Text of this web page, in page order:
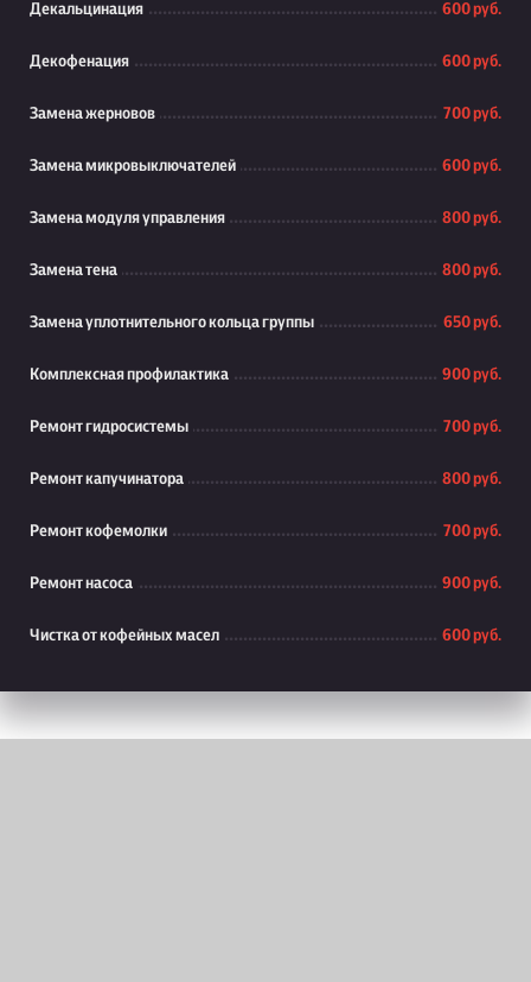
Декальцинация 600 руб.
Декофенация 600 руб.
Замена жерновов 700 руб.
Замена микровыключателей 600 руб.
Замена модуля управления 800 руб.
Замена тена 800 руб.
Замена уплотнительного кольца группы 650 руб.
Комплексная профилактика 900 руб.
Ремонт гидросистемы 700 руб.
Ремонт капучинатора 800 руб.
Ремонт кофемолки 700 руб.
Ремонт насоса 900 руб.
Чистка от кофейных масел 600 руб.